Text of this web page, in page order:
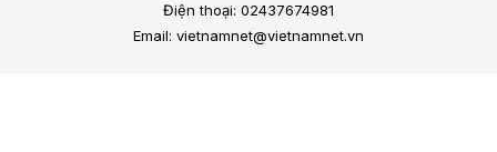
Điện thoại: 02437674981
Email: vietnamnet@vietnamnet.vn